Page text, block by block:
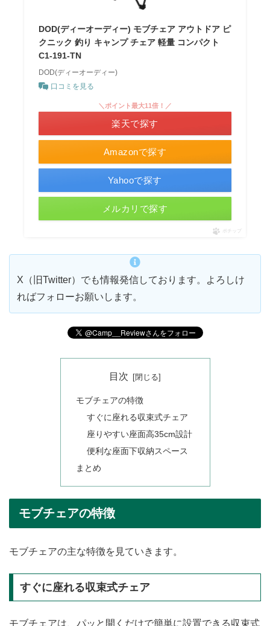
DOD(ディーオーディー) モブチェア アウトドア ピ
クニック 釣り キャンプ チェア 軽量 コンパクト
C1-191-TN
DOD(ディーオーディー)
口コミを見る
Amazonで探す
＼ポイント最大11倍！／
楽天で探す
Yahooで探す
メルカリで探す
ポチップ
X（旧Twitter）でも情報発信しております。よろしけ
ればフォローお願いします。
目次
モブチェアの特徴
すぐに座れる収束式チェア
座りやすい座面高35cm設計
便利な座面下収納スペース
まとめ
モブチェアの特徴
モブチェアの主な特徴を見ていきます。
すぐに座れる収束式チェア
モブチェアは、パッと開くだけで簡単に設置できる収束式